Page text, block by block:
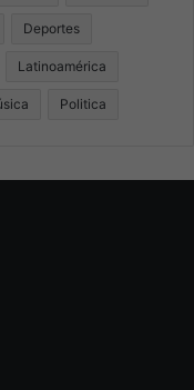
Deportes
Latinoamérica
Politica